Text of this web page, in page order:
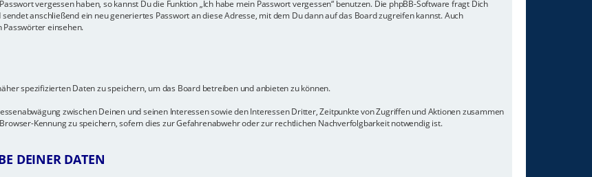
vergessen haben, so kannst Du die Funktion „Ich habe mein Passwort vergessen“ benutzen. Die phpBB-Software fragt Dich
anschließend ein neu generiertes Passwort an diese Adresse, mit dem Du dann auf das Board zugreifen kannst. Auch
einsehen.
spezifizierten Daten zu speichern, um das Board betreiben und anbieten zu können.
zwischen Deinen und seinen Interessen sowie den Interessen Dritter, Zeitpunkte von Zugriffen und Aktionen zusammen
Kennung zu speichern, sofern dies zur Gefahrenabwehr oder zur rechtlichen Nachverfolgbarkeit notwendig ist.
DEINER DATEN